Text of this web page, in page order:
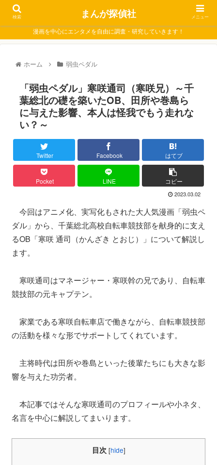
漫画を中心にエンタメを自由に調査・研究していきます！
ホーム 弱虫ペダル
「弱虫ペダル」寒咲通司（寒咲兄）～千
葉総北の礎を築いたOB、田所や巻島ら
に与えた影響、本人は怪我でもう走れな
い？～
Twitter Facebook はてブ
Pocket LINE コピー
2023.03.02
今回はアニメ化、実写化もされた大人気漫画「弱虫ペ
ダル」から、千葉総北高校自転車競技部を献身的に支え
るOB「寒咲 通司（かんざき とおじ）」について解説し
ます。
寒咲通司はマネージャー・寒咲幹の兄であり、自転車
競技部の元キャプテン。
家業である寒咲自転車店で働きながら、自転車競技部
の活動を様々な形でサポートしてくれています。
主将時代は田所や巻島といった後輩たちにも大きな影
響を与えた功労者。
本記事ではそんな寒咲通司のプロフィールや小ネタ、
名言を中心に解説してまいります。
目次 [hide]
検索 まんが探偵社 メニュー